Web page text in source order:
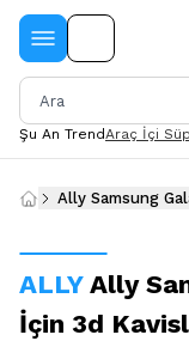
Şu An TrendAraç İçi
Ally Samsung
ALLY Ally
İçin 3d